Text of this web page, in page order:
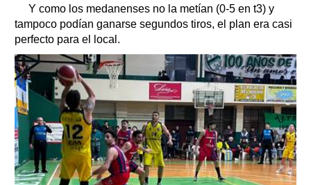
Y como los medanenses no la metían (0-5 en t3) y
tampoco podían ganarse segundos tiros, el plan era casi
perfecto para el local.